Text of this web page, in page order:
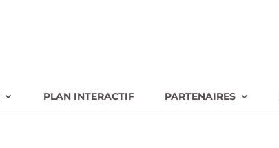
PLAN INTERACTIF PARTENAIRES